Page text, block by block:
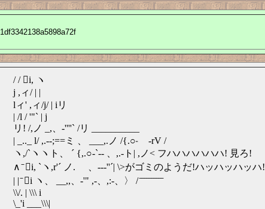
/ / ゙i, ヽ
j ,ィ/ | |
lィ' ,ィ/j/ | iリ
| /l / '"` | j
リ! /,ノ _,、-''''` /リ __________
| _.._ l/ ,.--;==ミ 、 ___,.ノ /{.○-゙‐rV /
ヽ,/`ヽヽト、 ´ {,.○-`‐‐ 、,.-ト| ,ノ< フハハハハハハ! 見ろ!
∧ ̄ ゙i, `ヽ,r'´ ノ. ゙、--‐''´| \>がゴミのようだ!ハッハッハッハ!
| | ̄ ゙i ヽ、 __,,、-'" ,-、,:‐、〉 / ̄ ̄ ̄ ̄ ̄ ̄ ̄ ̄ ̄ ̄
\\/. | \\\ i
\_'i ___\\\|